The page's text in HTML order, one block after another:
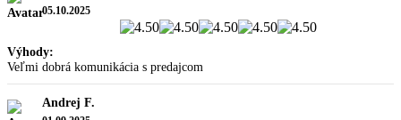
05.10.2025
Výhody:
Veľmi dobrá komunikácia s predajcom
Andrej F.